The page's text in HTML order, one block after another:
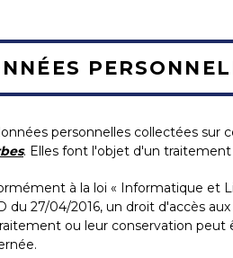
personnelles collectées sur
. Elles font l'objet d'un
à la loi « Informatique et
du 27/04/2016, un droit d'accès
ou leur conservation peut